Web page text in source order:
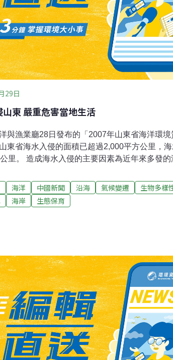
29日
東 嚴重危害當地生活
與漁業廳28日發布的「2007年山東省海洋環
東省海水入侵的面積已超過2,000平方公里，
里。 造成海水入侵的主要因素為近年來多發的
建立36個海水入侵和土壤鹽漬化監測站，將加
多種措施阻止海水入侵。
海洋 中國新聞 沿海 氣候變遷
生物多樣
海岸 生態保育